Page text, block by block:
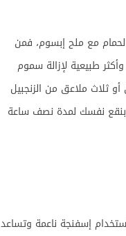
مع ملح إبسوم، فمن
طبيعية لإزالة سموم
ثلاث ملاعق من الزنجبيل
بنقع نفسك لمدة نصف ساعة
إسفنجة ناعمة وتساعد